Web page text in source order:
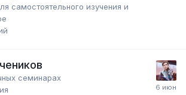
самостоятельного изучения и
семинарах